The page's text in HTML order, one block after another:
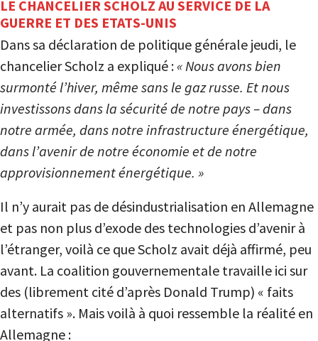
LE CHANCELIER SCHOLZ AU SERVICE DE LA
GUERRE ET DES ETATS-UNIS
Dans sa déclaration de politique générale jeudi, le
chancelier Scholz a expliqué :« Nous avons bien
surmonté l’hiver, même sans le gaz russe. Et nous
investissons dans la sécurité de notre pays – dans
notre armée, dans notre infrastructure énergétique,
dans l’avenir de notre économie et de notre
approvisionnement énergétique. »
Il n’y aurait pas de désindustrialisation en Allemagne
et pas non plus d’exode des technologies d’avenir à
l’étranger, voilà ce que Scholz avait déjà affirmé, peu
avant. La coalition gouvernementale travaille ici sur
des (librement cité d’après Donald Trump) « faits
alternatifs ». Mais voilà à quoi ressemble la réalité en
Allemagne :